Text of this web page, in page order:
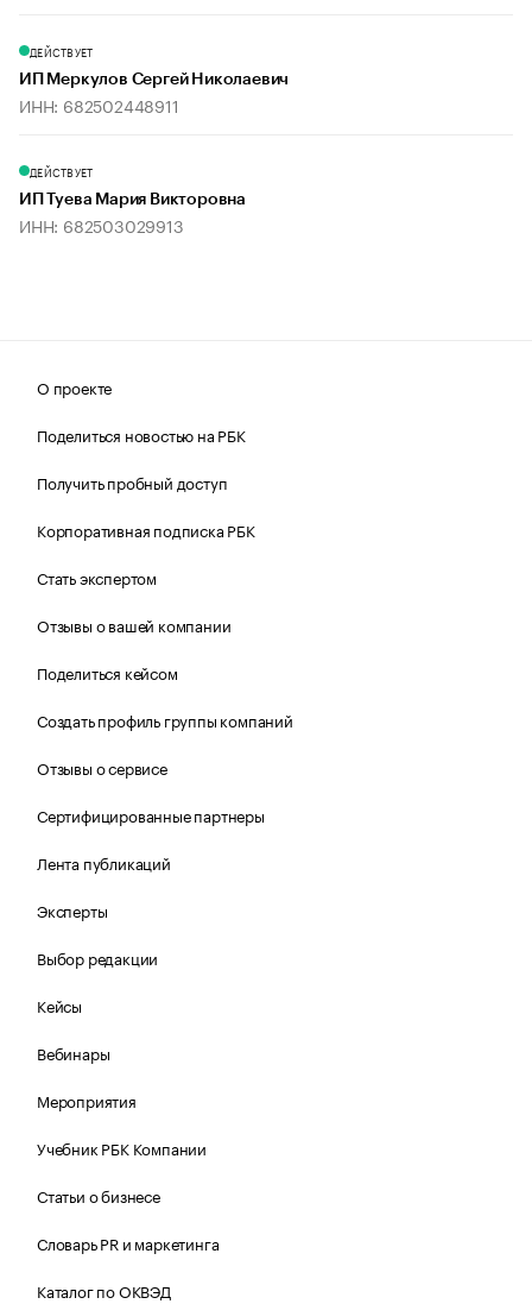
ДЕЙСТВУЕТ
ИП Меркулов Сергей Николаевич
ИНН: 682502448911
ДЕЙСТВУЕТ
ИП Туева Мария Викторовна
ИНН: 682503029913
О проекте
Поделиться новостью на РБК
Получить пробный доступ
Корпоративная подписка РБК
Стать экспертом
Отзывы о вашей компании
Поделиться кейсом
Создать профиль группы компаний
Отзывы о сервисе
Сертифицированные партнеры
Лента публикаций
Эксперты
Выбор редакции
Кейсы
Вебинары
Мероприятия
Учебник РБК Компании
Статьи о бизнесе
Словарь PR и маркетинга
Каталог по ОКВЭД